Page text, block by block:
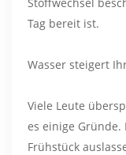
Tag bereit ist.
Wasser steigert
Viele Leute
es einige Gründe.
Frühstück